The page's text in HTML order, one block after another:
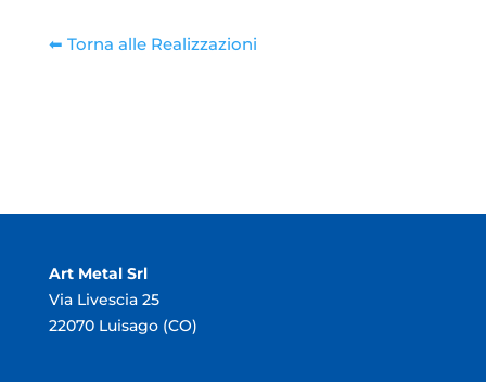
⬅︎ Torna alle Realizzazioni
Art Metal Srl
Via Livescia 25
22070 Luisago (CO)